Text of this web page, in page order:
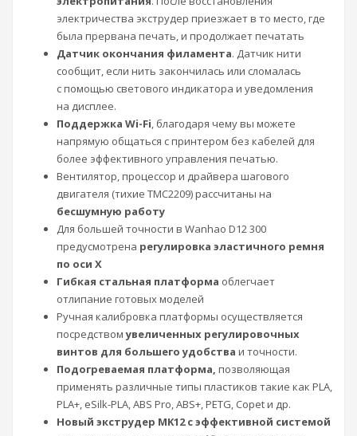
электричества экструдер приезжает в то место, где
была прервана печать, и продолжает печатать
Датчик окончания филамента. Датчик нити
сообщит, если нить закончилась или сломалась
с помощью светового индикатора и уведомления
на дисплее.
Поддержка Wi-Fi, благодаря чему вы можете
напрямую общаться с принтером без кабелей для
более эффективного управления печатью.
Вентилятор, процессор и драйвера шагового
двигателя (тихие TMC2209) рассчитаны на
бесшумную работу
Для большей точности в Wanhao D12 300
предусмотрена регулировка эластичного ремня
по оси X
Гибкая стальная платформа облегчает
отлипание готовых моделей
Ручная калибровка платформы осуществляется
посредствомувеличенных регулировочных
винтов для большего удобства и точности.
Подогреваемая платформа, позволяющая
применять различные типы пластиков такие как PLA,
PLA+, eSilk-PLA, ABS Pro, ABS+, PETG, Copet и др.
Новый экструдер MK12 с эффективной системой